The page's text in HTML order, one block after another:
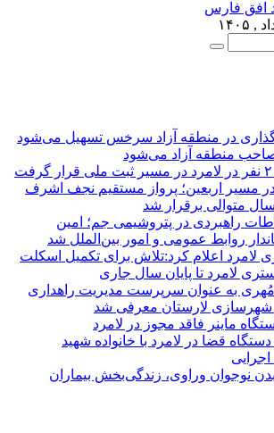
در منطقه آزاد سرخس تسهیل می‌شود
منطقه آزاد می‌شود
مسیر اربعین؛ پرواز مستقیم نجف اشرف
متوالی برقرار شد
راهبردی در پتروشیمی جم؛ امین
روابط عمومی و امور بین‌الملل شد
لامرد اعلام کرد:تلاش برای تکمیل اسکلت
لامرد تا پایان سال جاری
به عنوان سرپرست مدیریت راهداری
و شهرسازی لارستان معرفی شد
قضا در لامرد با خانواده شهید
اجرایی
نوجوان وراوی، زندگی‌بخش بیماران